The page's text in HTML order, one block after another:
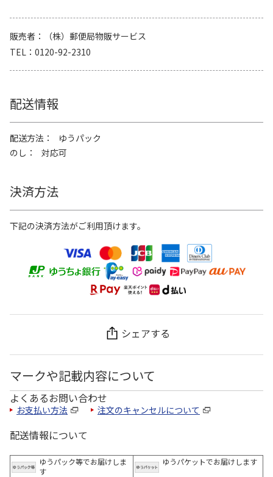
販売者
（株）郵便局物販サービス
TEL
0120-92-2310
配送情報
配送方法
ゆうパック
のし
対応可
決済方法
下記の決済方法がご利用頂けます。
シェアする
マークや記載内容について
よくあるお問い合わせ
お支払い方法 注文のキャンセルについて
配送情報について
ゆうパック等でお届けしま
す
ゆうパケットでお届けします